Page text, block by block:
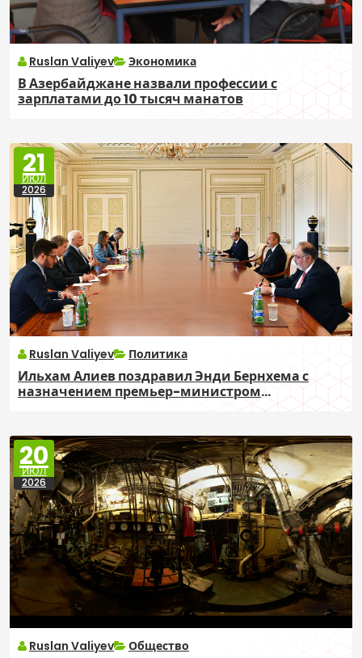
Ruslan Valiyev Экономика
В Азербайджане назвали профессии с
зарплатами до 10 тысяч манатов
21
ИЮЛ
2026
Ruslan Valiyev Политика
Ильхам Алиев поздравил Энди Бернхема с
назначением премьер-министром
20
ИЮЛ
2026
Ruslan Valiyev Общество